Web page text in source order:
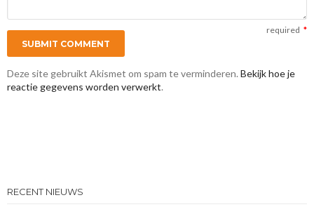
required *
Deze site gebruikt Akismet om spam te verminderen. Bekijk hoe je
reactie gegevens worden verwerkt.
RECENT NIEUWS